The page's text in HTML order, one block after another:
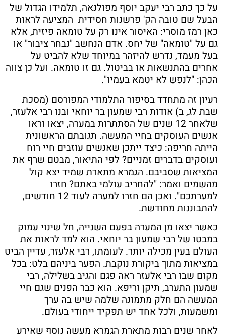
על כך כתב רבי יעקב יוסף מפולנאה, תלמידו הגדול של
הבעל שם טובה הק' פרשנות חסידית המציעה לראות
כאן רמז מוסרי: האיסור אינו רק על טומאה פיזית, אלא
גם על "טומאה" של יחס. אדם הנחשב "נבחר ציבור" או
בעל מעמד, נדרש להיזהר במיוחד שלא להביט על
אחרים בהתנשאות או בביטול. גם זו טומאה. ועל כן צווה
הכהן: "לנפש לא יטמא בעמיו".
רעיון זה מתחדד בסיפור התלמודי המפורסם (מסכת
שבת לג, ב) אודות רבי שמעון בר יוחאי ובנו רבי אלעזר,
שלאחר 12 שנים של הסתתרות במערה, יצאו וראו
אנשים העוסקים בחיי המעשה. תגובתם הראשונית
הייתה חריפה: כיצד ייתכן שאנשים עוזבים חיי רוח
ועוסקים בדברים זמניים? לפי התיאור, מבטם שרף את
המציאות שסביבם. הגמרא מתארת שמיד יצא קול
מהשמים ואמר: "להחריב עולמי באתם? חזרו
למערתכם". ואכן הם חזרו למערה לעוד 12 חודשים,
להתבוננות מחודשת.
כאשר יצאו מן המערה בפעם השנייה, חל שינוי עמוק
במבטו של רבי שמעון בר יוחאי. הוא למד לראות את
העולם בעין מכילה יותר. לעומתו, רבי אלעזר, עדיין הביט
במציאות מתוך ביקורת נוקבת. הפער ביניהם בלט: בכל
מקום שבו רבי אלעזר ראה פגם והגיב בשלילה, רבי
שמעון התערב, תיקן וריפא. הוא כבר הפנים שגם חיי
המעשה הם חלק מתמונה שלמה שיש בה ערך
ומשמעות, ולכל אחד יש תפקיד ייחודי בעולם.
לאחר שנים רבות מתארת הגמרא מעשה נוסף שאירע